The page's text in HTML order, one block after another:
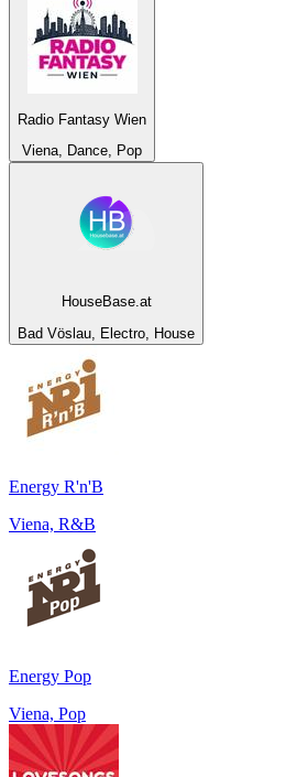
Radio Fantasy Wien
Viena, Dance, Pop
HouseBase.at
Bad Vöslau, Electro, House
Energy R'n'B
Viena, R&B
Energy Pop
Viena, Pop